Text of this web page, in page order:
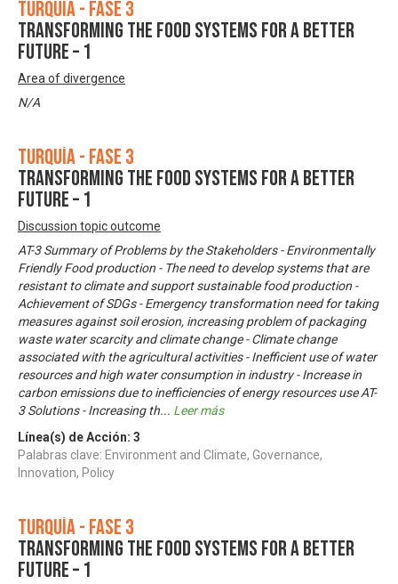
Turquía - Fase 3
Transforming the Food Systems for A Better
Future – 1
Area of divergence
N/A
Turquía - Fase 3
Transforming the Food Systems for A Better
Future – 1
Discussion topic outcome
AT-3 Summary of Problems by the Stakeholders - Environmentally
Friendly Food production - The need to develop systems that are
resistant to climate and support sustainable food production -
Achievement of SDGs - Emergency transformation need for taking
measures against soil erosion, increasing problem of packaging
waste water scarcity and climate change - Climate change
associated with the agricultural activities - Inefficient use of water
resources and high water consumption in industry - Increase in
carbon emissions due to inefficiencies of energy resources use AT-
3 Solutions - Increasing th... Leer más
Línea(s) de Acción: 3
Palabras clave: Environment and Climate, Governance,
Innovation, Policy
Turquía - Fase 3
Transforming the Food Systems for A Better
Future – 1